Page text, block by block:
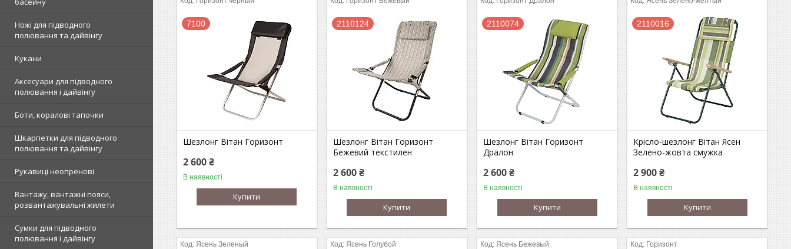
Ножі для підводного
полювання та дайвінгу
Кукани
Аксесуари для підводного
полювання і дайвінгу
Боти, коралові тапочки
Шкарпетки для підводного
полювання та дайвінгу
Рукавиці неопренові
Вантажу, вантажні пояси,
розвантажувальні жилети
Сумки для підводного
полювання і дайвінгу
7100
Шезлонг Вітан Горизонт
2 600 ₴
В наявності
Купити
2110124
Шезлонг Вітан Горизонт
Бежевий текстилен
2 600 ₴
В наявності
Купити
2110074
Шезлонг Вітан Горизонт
Дралон
2 600 ₴
В наявності
Купити
2110016
Крісло-шезлонг Вітан Ясен
Зелено-жовта смужка
2 900 ₴
В наявності
Купити
Ясень Зеленый Ясень Голубой Ясень Бежевый Горизонт